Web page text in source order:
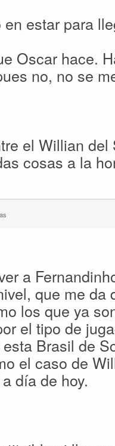
estar para
Oscar hace.
no, no se
el Willian del
cosas a la
a
que me da
los que ya
el tipo de
Brasil de
el caso de
día de hoy.